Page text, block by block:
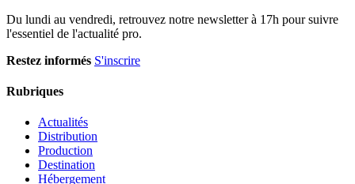
Du lundi au vendredi, retrouvez notre newsletter à 17h pour suivre
l'essentiel de l'actualité pro.
Restez informés S'inscrire
Rubriques
Actualités
Distribution
Production
Destination
Hébergement